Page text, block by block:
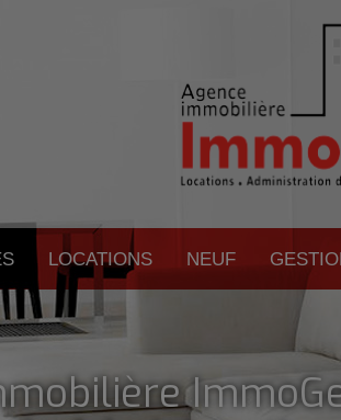
LOCATIONS NEUF